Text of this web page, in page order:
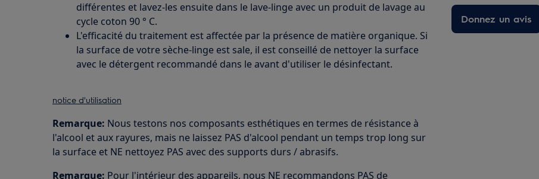
différentes et lavez-les ensuite dans le lave-linge avec un produit de lavage au
cycle coton 90 ° C.
L'efficacité du traitement est affectée par la présence de matière organique. Si
la surface de votre sèche-linge est sale, il est conseillé de nettoyer la surface
avec le détergent recommandé dans le avant d'utiliser le désinfectant.
notice d'utilisation
Remarque: Nous testons nos composants esthétiques en termes de résistance à
l'alcool et aux rayures, mais ne laissez PAS d'alcool pendant un temps trop long sur
la surface et NE nettoyez PAS avec des supports durs / abrasifs.
Remarque: Pour l'intérieur des appareils, nous NE recommandons PAS de
Donnez un avis